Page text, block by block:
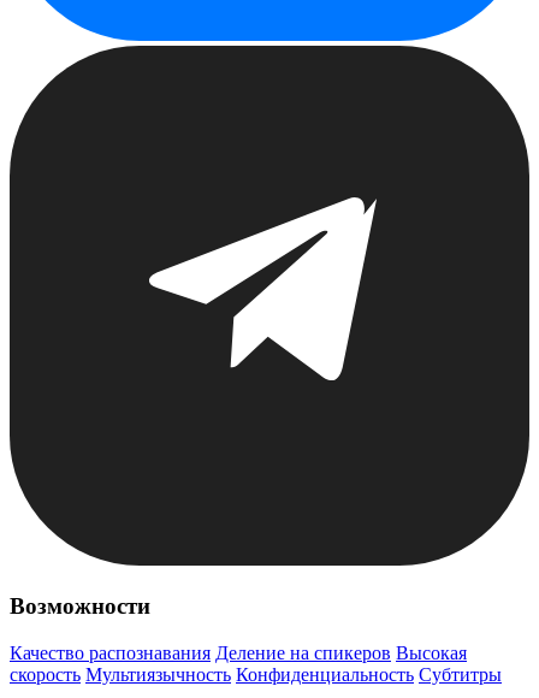
Возможности
Качество распознавания Деление на спикеров Высокая
скорость Мультиязычность Конфиденциальность Субтитры